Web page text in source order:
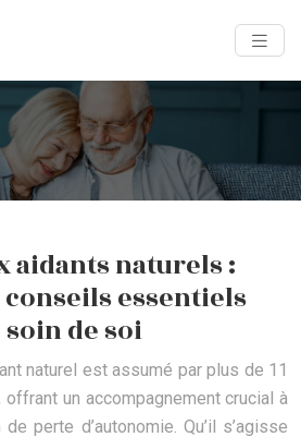
aidants naturels :
essentiels
de soi
naturel est assumé par plus de 11
un accompagnement crucial à
perte d’autonomie. Qu’il s’agisse